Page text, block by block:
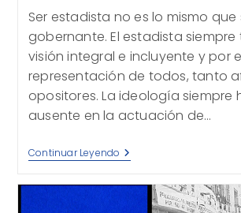
la
entrada:
Ser estadista no es lo mismo que
gobernante. El estadista siempre
visión integral e incluyente y por
representación de todos, tanto
opositores. La ideología siempre
ausente en la actuación de…
Continuar Leyendo Política
De
Y
Proyecto